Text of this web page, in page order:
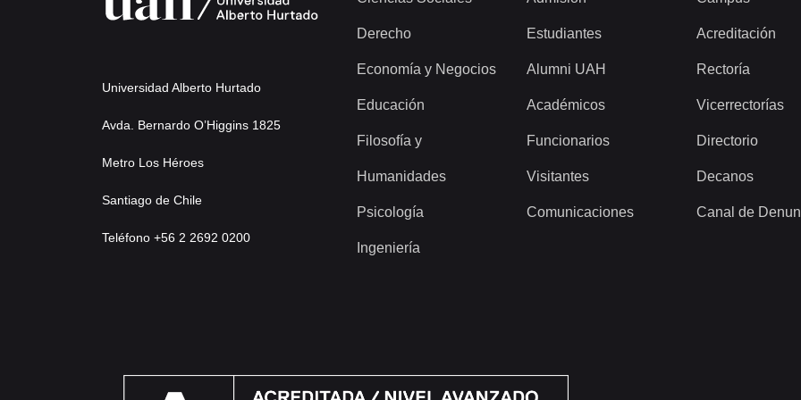
Universidad Alberto Hurtado
Avda. Bernardo O’Higgins 1825
Metro Los Héroes
Santiago de Chile
Teléfono +56 2 2692 0200
Derecho
Economía y Negocios
Educación
Filosofía y
Humanidades
Psicología
Ingeniería
Estudiantes
Alumni UAH
Académicos
Funcionarios
Visitantes
Comunicaciones
Acreditación
Rectoría
Vicerrectorías
Directorio
Decanos
Canal de